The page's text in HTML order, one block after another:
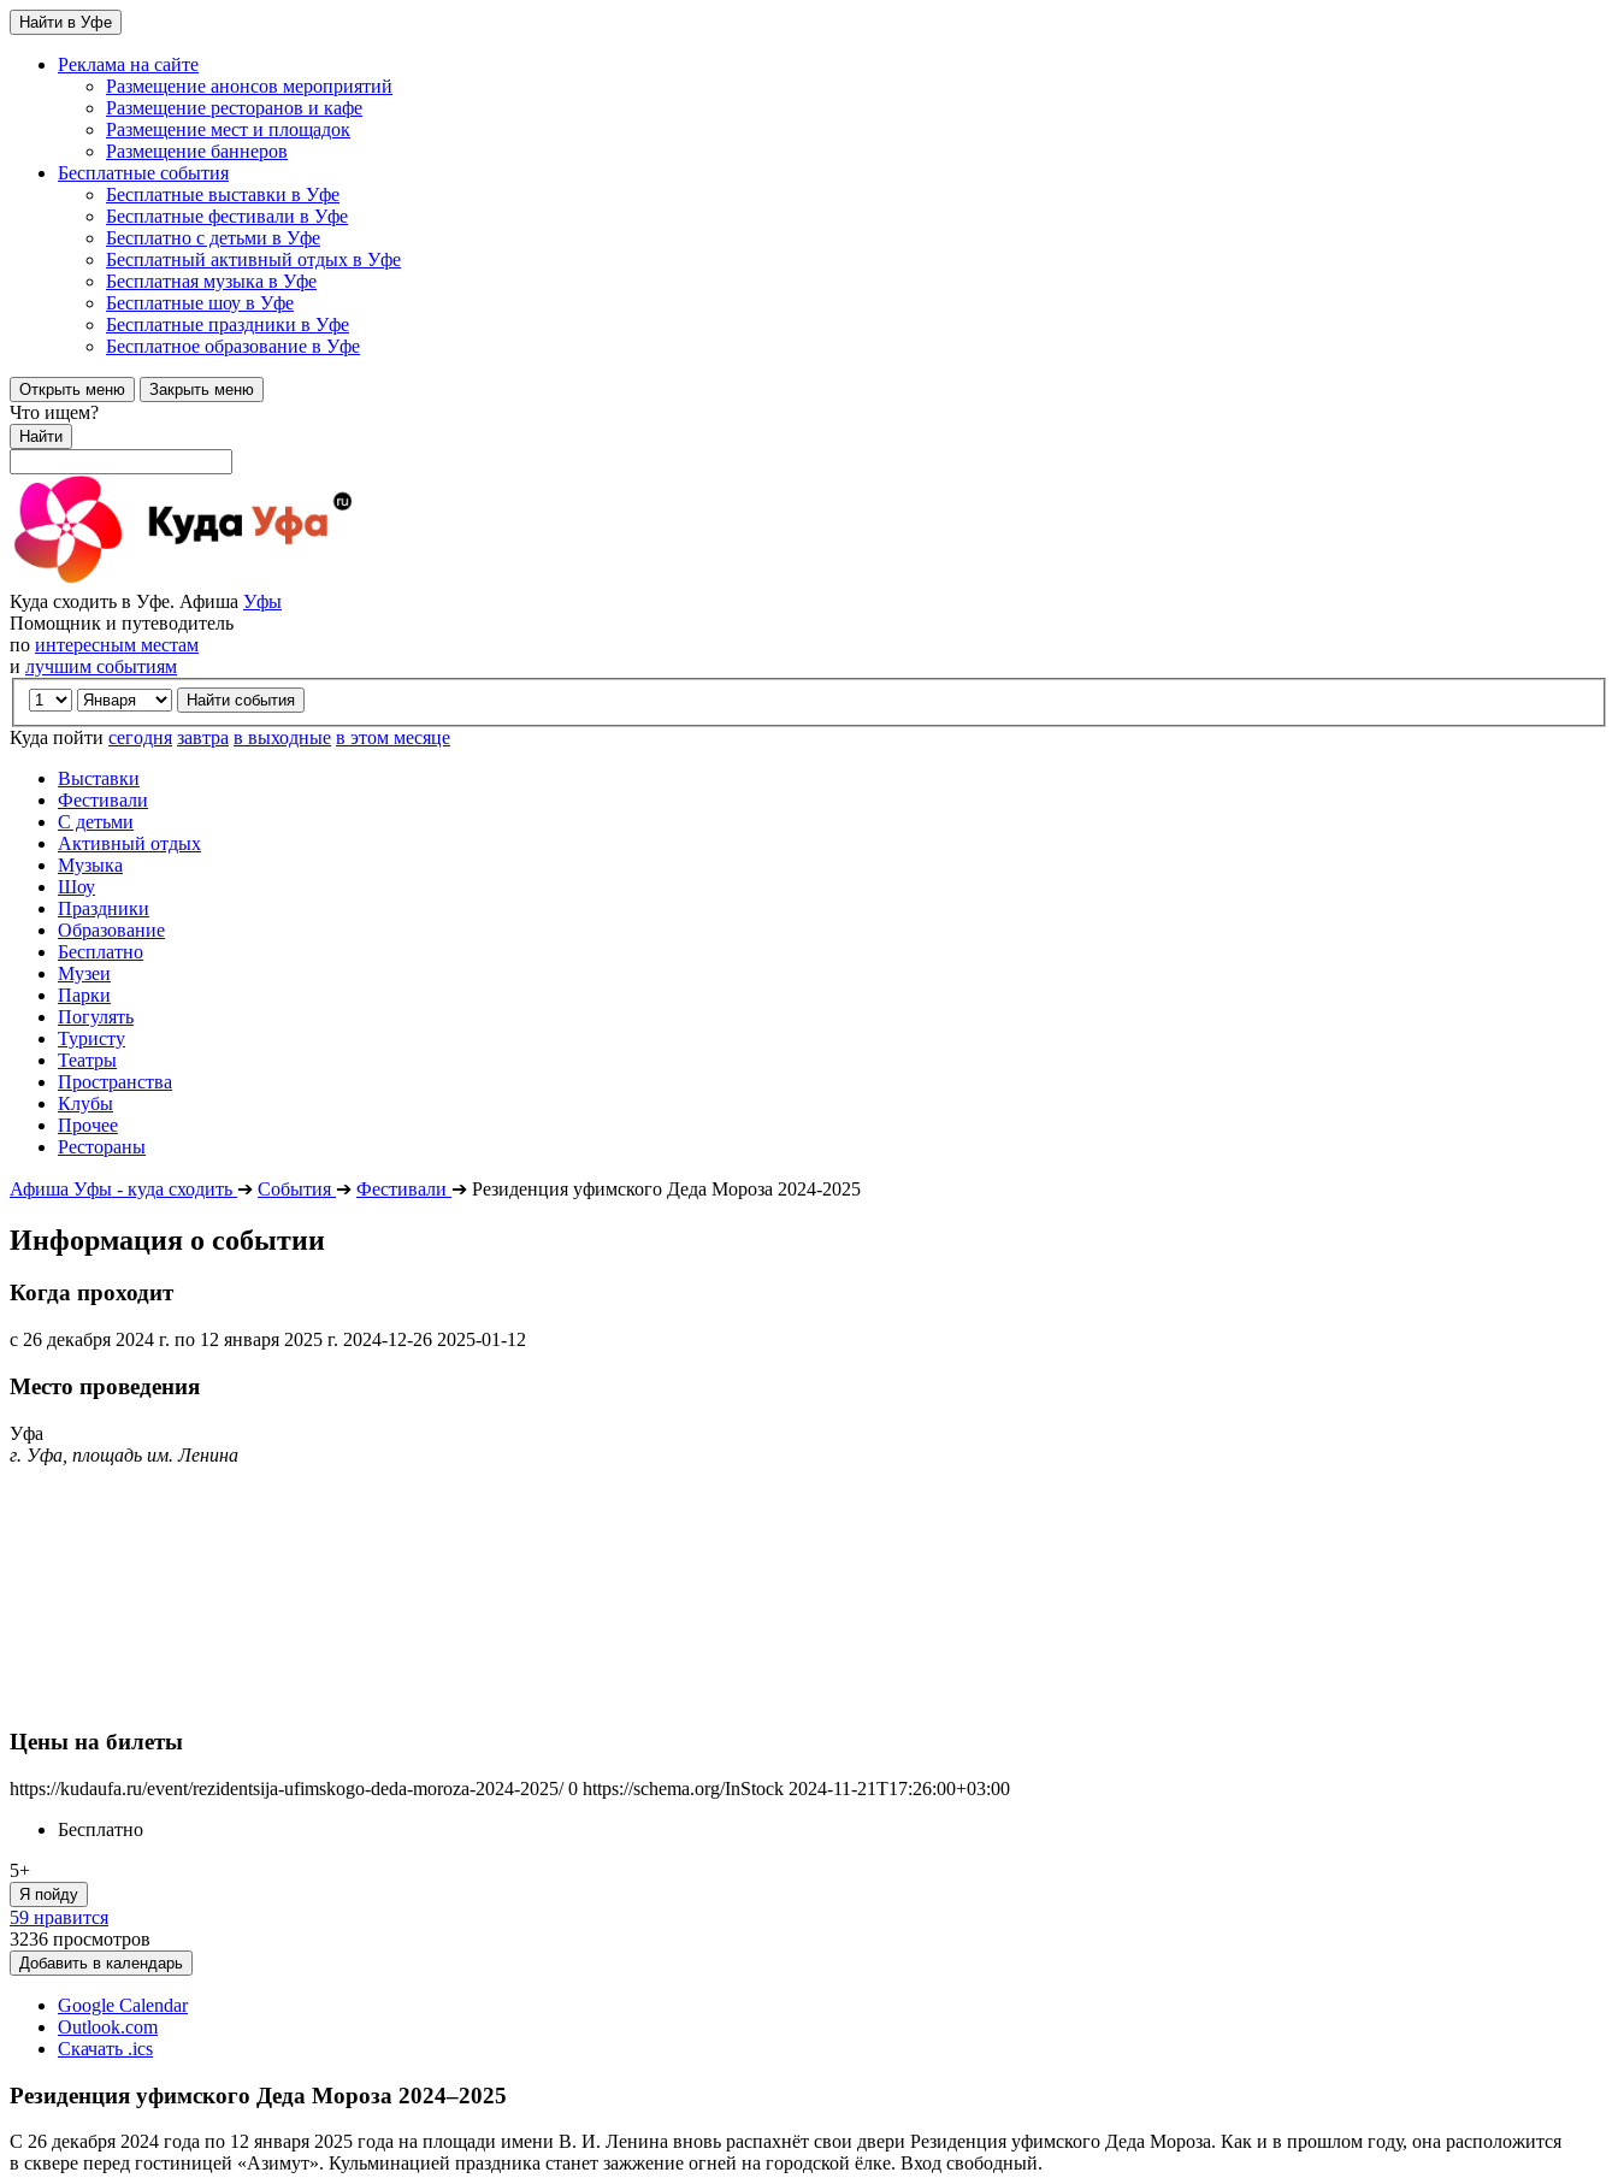
Найти в Уфе
Реклама на сайте
Размещение анонсов мероприятий
Размещение ресторанов и кафе
Размещение мест и площадок
Размещение баннеров
Бесплатные события
Бесплатные выставки в Уфе
Бесплатные фестивали в Уфе
Бесплатно с детьми в Уфе
Бесплатный активный отдых в Уфе
Бесплатная музыка в Уфе
Бесплатные шоу в Уфе
Бесплатные праздники в Уфе
Бесплатное образование в Уфе
Открыть меню Закрыть меню
Что ищем?
Найти
Куда сходить в Уфе. Афиша Уфы
Помощник и путеводитель
по интересным местам
и лучшим событиям
Куда пойти сегодня завтра в выходные в этом месяце
Выставки
Фестивали
С детьми
Активный отдых
Музыка
Шоу
Праздники
Образование
Бесплатно
Музеи
Парки
Погулять
Туристу
Театры
Пространства
Клубы
Прочее
Рестораны
Афиша Уфы - куда сходить ➔ События ➔ Фестивали ➔ Резиденция уфимского Деда Мороза 2024-2025
Информация о событии
Когда проходит
с 26 декабря 2024 г. по 12 января 2025 г. 2024-12-26 2025-01-12
Место проведения
Уфа
г. Уфа, площадь им. Ленина
Цены на билеты
https://kudaufa.ru/event/rezidentsija-ufimskogo-deda-moroza-2024-2025/ 0 https://schema.org/InStock 2024-11-21T17:26:00+03:00
Бесплатно
5+
Я пойду
59 нравится
3236 просмотров
Добавить в календарь
Google Calendar
Outlook.com
Скачать .ics
Резиденция уфимского Деда Мороза 2024–2025
С 26 декабря 2024 года по 12 января 2025 года на площади имени В. И. Ленина вновь распахнёт свои двери Резиденция уфимского Деда Мороза. Как и в прошлом году, она расположится
в сквере перед гостиницей «Азимут». Кульминацией праздника станет зажжение огней на городской ёлке. Вход свободный.